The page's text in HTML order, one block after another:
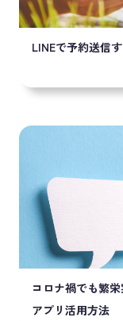
LINEで予約送信
コロナ禍でも繁
アプリ活用方法